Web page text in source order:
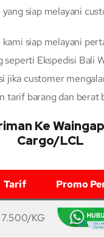
siap melayani
siap melayani
seperti Ekspedisi Bali
jika customer
tarif barang dan berat
Ke
Cargo/LCL
Tarif Promo
7.500/KG